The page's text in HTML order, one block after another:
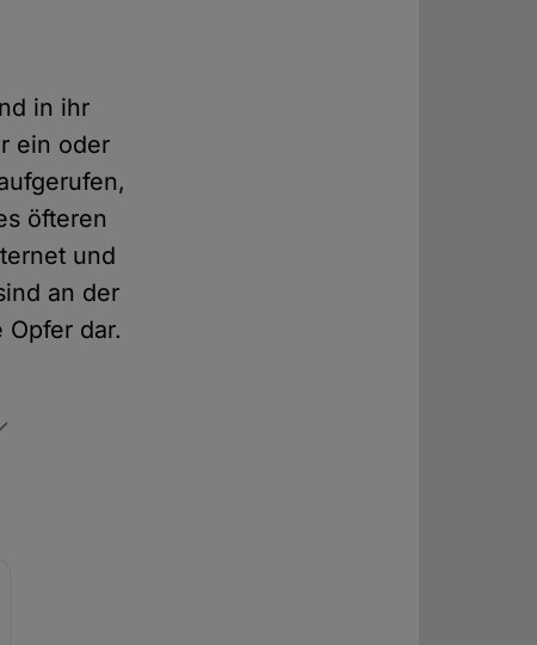
in ihr
ein oder
öfteren
und
an der
dar.